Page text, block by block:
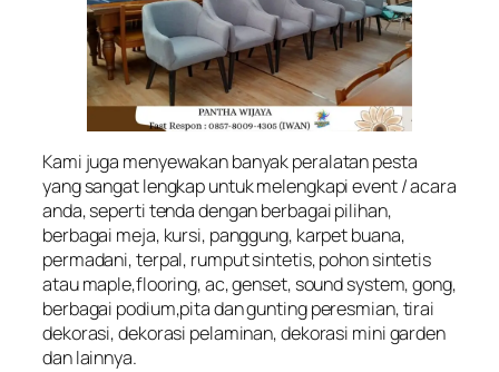
Kami juga menyewakan banyak peralatan pesta
yang sangat lengkap untuk melengkapi event / acara
anda, seperti tenda dengan berbagai pilihan,
berbagai meja, kursi, panggung, karpet buana,
permadani, terpal, rumput sintetis, pohon sintetis
atau maple,flooring, ac, genset, sound system, gong,
berbagai podium,pita dan gunting peresmian, tirai
dekorasi, dekorasi pelaminan, dekorasi mini garden
dan lainnya.